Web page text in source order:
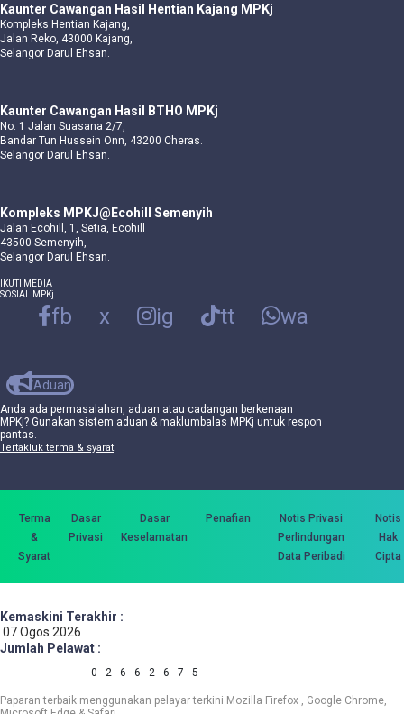
Kaunter Cawangan Hasil Hentian Kajang MPKj
Kompleks Hentian Kajang,
Jalan Reko, 43000 Kajang,
Selangor Darul Ehsan.
Kaunter Cawangan Hasil BTHO MPKj
No. 1 Jalan Suasana 2/7,
Bandar Tun Hussein Onn, 43200 Cheras.
Selangor Darul Ehsan.
Kompleks MPKJ@Ecohill Semenyih
Jalan Ecohill, 1, Setia, Ecohill
43500 Semenyih,
Selangor Darul Ehsan.
IKUTI MEDIA
SOSIAL MPKj
fb x ig tt wa
Aduan
Anda ada permasalahan, aduan atau cadangan berkenaan
MPKj? Gunakan sistem aduan & maklumbalas MPKj untuk respon
pantas.
Tertakluk terma & syarat
Terma
&
Syarat
Dasar
Privasi
Dasar
Keselamatan
Penafian
Notis Privasi
Perlindungan
Data Peribadi
Notis
Hak
Cipta
Kemaskini Terakhir :
07 Ogos 2026
Jumlah Pelawat :
0 2 6 6 2 6 7 5
Paparan terbaik menggunakan pelayar terkini Mozilla Firefox , Google Chrome,